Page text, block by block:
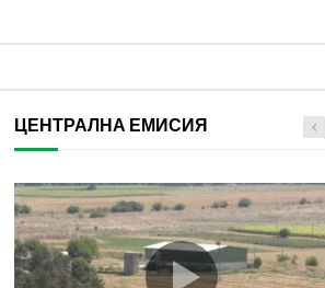
ЦЕНТРАЛНА ЕМИСИЯ